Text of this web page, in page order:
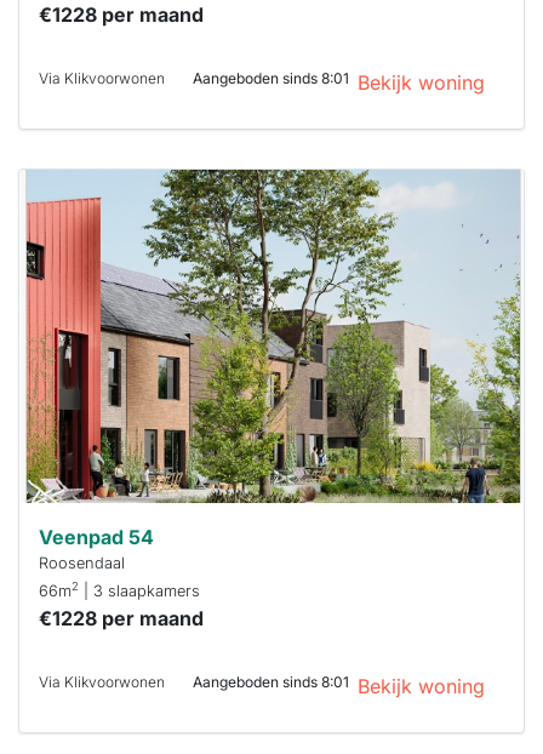
€1228 per maand
Via Klikvoorwonen Aangeboden sinds 8:01 Bekijk woning
Deze woning
waarschijnlijk
al verhuurd
Om kans te
maken moet je
binnen 15
minuten
reageren.
Stekkies helpt
je hierbij!
Veenpad 54
Roosendaal
66m2 | 3 slaapkamers
€1228 per maand
Via Klikvoorwonen Aangeboden sinds 8:01 Bekijk woning